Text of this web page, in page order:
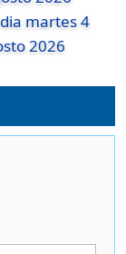
martes 4
2026